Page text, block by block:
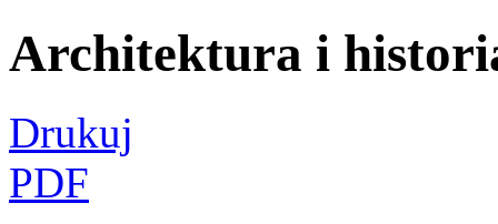
Architektura i
Drukuj
PDF